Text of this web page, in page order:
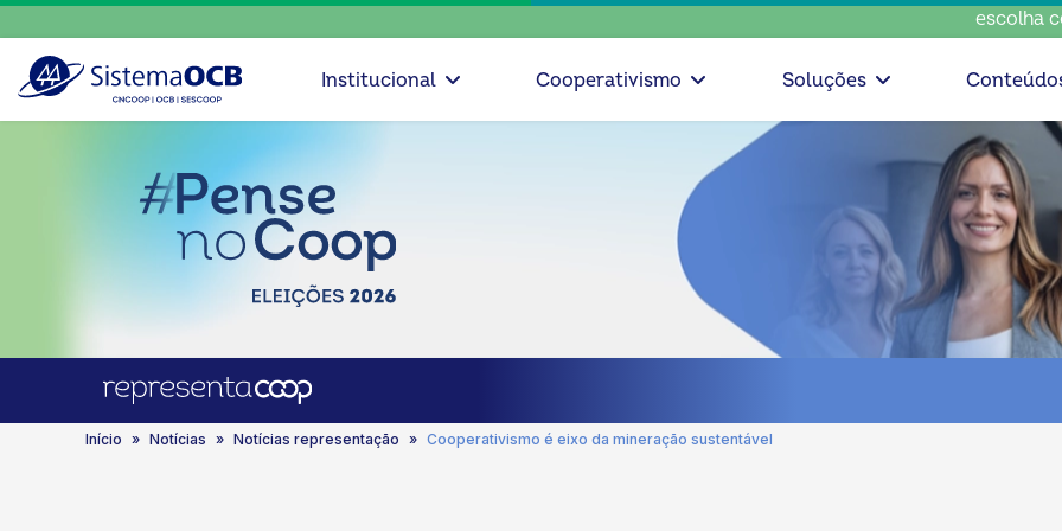
escolha consciente,
Institucional Cooperativismo Soluções
Início Notícias Notícias representação Cooperativismo é eixo da mineração sustentável